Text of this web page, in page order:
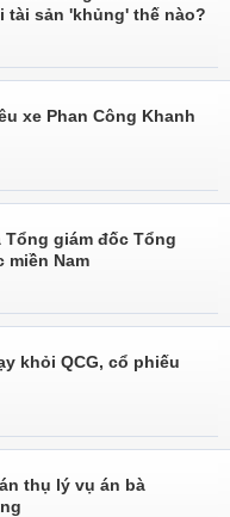
tài sản 'khủng' thế nào?
xe Phan Công Khanh
giám đốc Tổng
Nam
khỏi QCG, cổ phiếu
thụ lý vụ án bà